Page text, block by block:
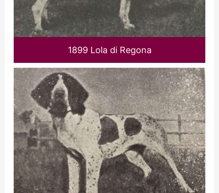
1899 Lola di Regona